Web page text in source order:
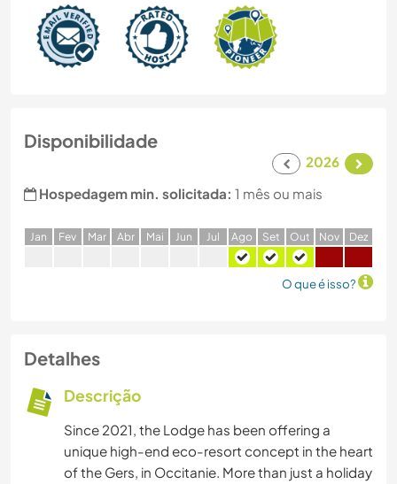
Disponibilidade
2026
Hospedagem min. solicitada: 1 mês ou mais
Jan Fev Mar Abr Mai Jun Jul Ago Set Out Nov Dez
O que é isso?
Detalhes
Descrição
Since 2021, the Lodge has been offering a
unique high-end eco-resort concept in the heart
of the Gers, in Occitanie. More than just a holiday